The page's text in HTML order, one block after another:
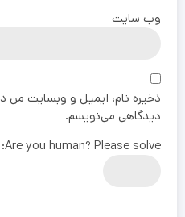
وب‌ سایت
ذخیره نام، ایمیل و وبسایت من در
دیدگاهی می‌نویسم.
Are you human? Please solve: